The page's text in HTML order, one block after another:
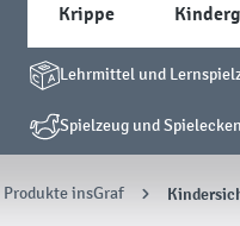
Krippe
Lehrmittel und
Spielzeug und Spielecken
Produkte insGraf